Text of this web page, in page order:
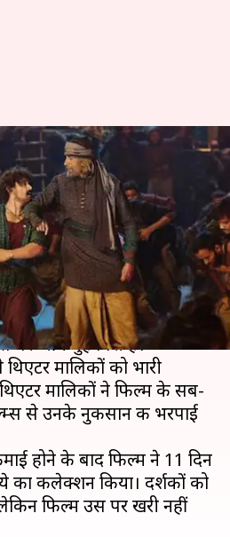
औंधे मुंह गिरी
थिएटर
पैसा वापस
04:28 pm
बच्चन की फिल्म 'ठग्स ऑफ
पर औंधे मुंह गिरी है।
मालिकों को भारी
मालिकों ने फिल्म के सब-
से उनके नुकसान की भरपाई
होने के बाद फिल्म ने 11 दिन
कलेक्शन किया। दर्शकों को
फिल्म उस पर खरी नहीं